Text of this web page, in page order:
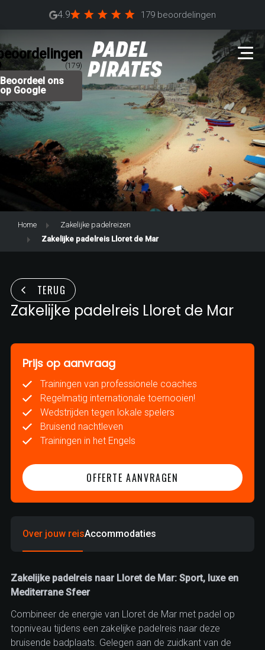
(179)
Beoordeel ons
op Google
4.9 179 beoordelingen
Home
Zakelijke padelreizen
Zakelijke padelreis Lloret de Mar
TERUG
Zakelijke padelreis Lloret de Mar
Prijs op aanvraag
Trainingen van professionele coaches
Regelmatig internationale toernooien!
Wedstrijden tegen lokale spelers
Bruisend nachtleven
Trainingen in het Engels
OFFERTE AANVRAGEN
Over jouw reisAccommodaties
Zakelijke padelreis naar Lloret de Mar: Sport, luxe en
Mediterrane Sfeer
Combineer de energie van Lloret de Mar met padel op
topniveau tijdens een zakelijke padelreis naar deze
bruisende badplaats. Gelegen aan de zuidkant van de